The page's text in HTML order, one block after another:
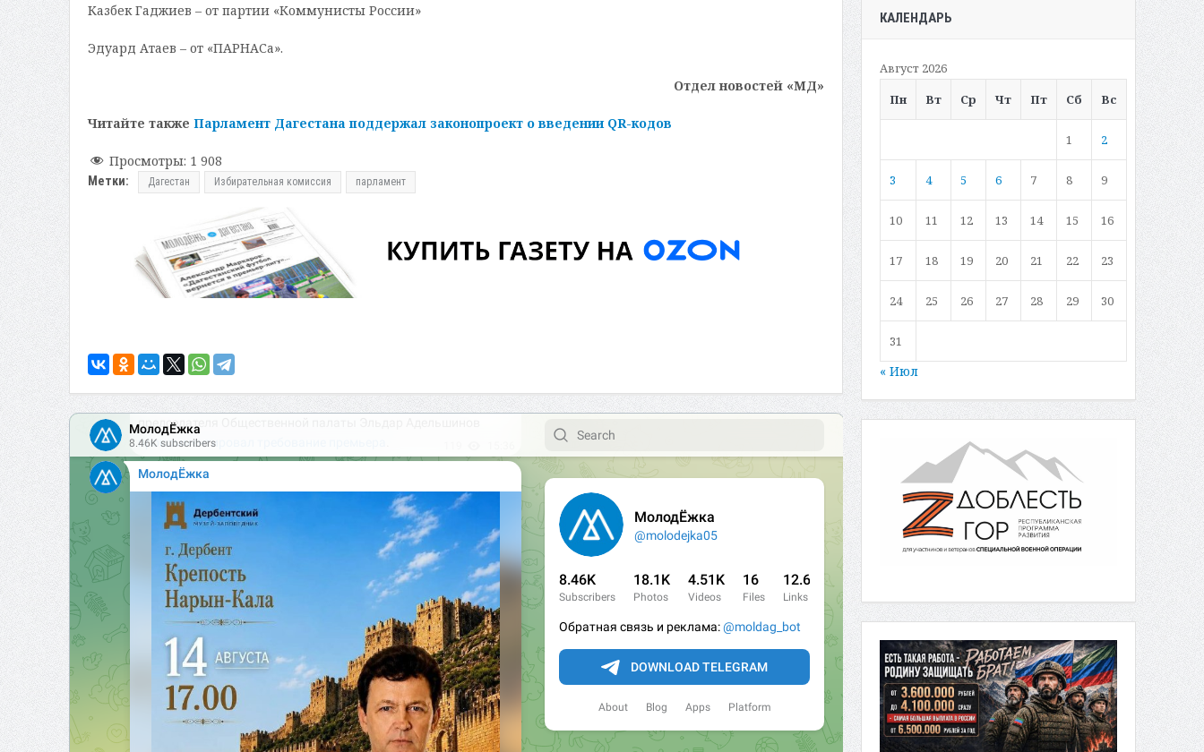
Казбек Гаджиев – от партии «Коммунисты России»
Эдуард Атаев – от «ПАРНАСа».
Отдел новостей «МД»
Читайте также Парламент Дагестана поддержал законопроект о введении QR-кодов
Просмотры: 1 908
Метки: Дагестан Избирательная комиссия парламент
КАЛЕНДАРЬ
Август 2026
Пн
Вт Ср Чт Пт Сб Вс
1 2
3 4 5 6 7 8 9
10 11 12 13 14 15 16
17 18 19 20 21 22 23
24 25 26 27 28 29 30
31
« Июл